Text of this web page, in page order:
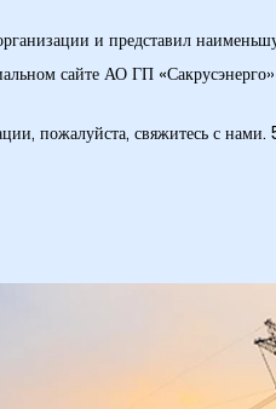
и представил
сайте АО ГП
пожалуйста, свяжитесь с